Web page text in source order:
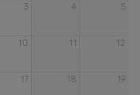
3 4 5
10 11 12
17 18 19